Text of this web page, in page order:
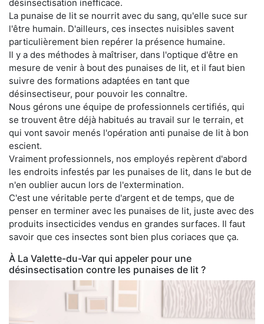
désinsectisation inefficace.
La punaise de lit se nourrit avec du sang, qu'elle suce sur
l'être humain. D'ailleurs, ces insectes nuisibles savent
particulièrement bien repérer la présence humaine.
Il y a des méthodes à maîtriser, dans l'optique d'être en
mesure de venir à bout des punaises de lit, et il faut bien
suivre des formations adaptées en tant que
désinsectiseur, pour pouvoir les connaître.
Nous gérons une équipe de professionnels certifiés, qui
se trouvent être déjà habitués au travail sur le terrain, et
qui vont savoir menés l'opération anti punaise de lit à bon
escient.
Vraiment professionnels, nos employés repèrent d'abord
les endroits infestés par les punaises de lit, dans le but de
n'en oublier aucun lors de l'extermination.
C'est une véritable perte d'argent et de temps, que de
penser en terminer avec les punaises de lit, juste avec des
produits insecticides vendus en grandes surfaces. Il faut
savoir que ces insectes sont bien plus coriaces que ça.
À La Valette-du-Var qui appeler pour une
désinsectisation contre les punaises de lit ?